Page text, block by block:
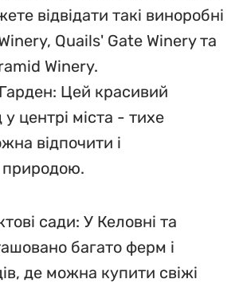
відвідати такі виноробні
Quails' Gate Winery та
Winery.
Цей красивий
центрі міста - тихе
відпочити і
природою.
сади: У Келовні та
багато ферм і
де можна купити свіжі